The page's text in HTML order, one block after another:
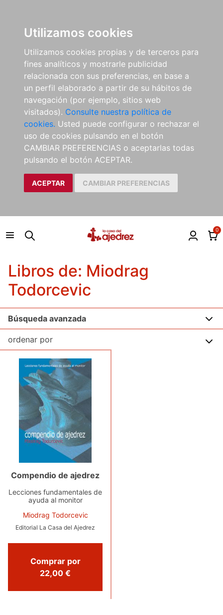
Utilizamos cookies
Utilizamos cookies propias y de terceros para
fines analíticos y mostrarle publicidad
relacionada con sus preferencias, en base a
un perfil elaborado a partir de su hábitos de
navegación (por ejemplo, sitios web
visitados). Consulte nuestra política de
cookies. Usted puede configurar o rechazar el
uso de cookies pulsando en el botón
CAMBIAR PREFERENCIAS o aceptarlas todas
pulsando el botón ACEPTAR.
ACEPTAR CAMBIAR PREFERENCIAS
0
Libros de: Miodrag
Todorcevic
Búsqueda avanzada
Compendio de ajedrez
Lecciones fundamentales de
ayuda al monitor
Miodrag Todorcevic
Editorial La Casa del Ajedrez
Comprar por
22,00 €